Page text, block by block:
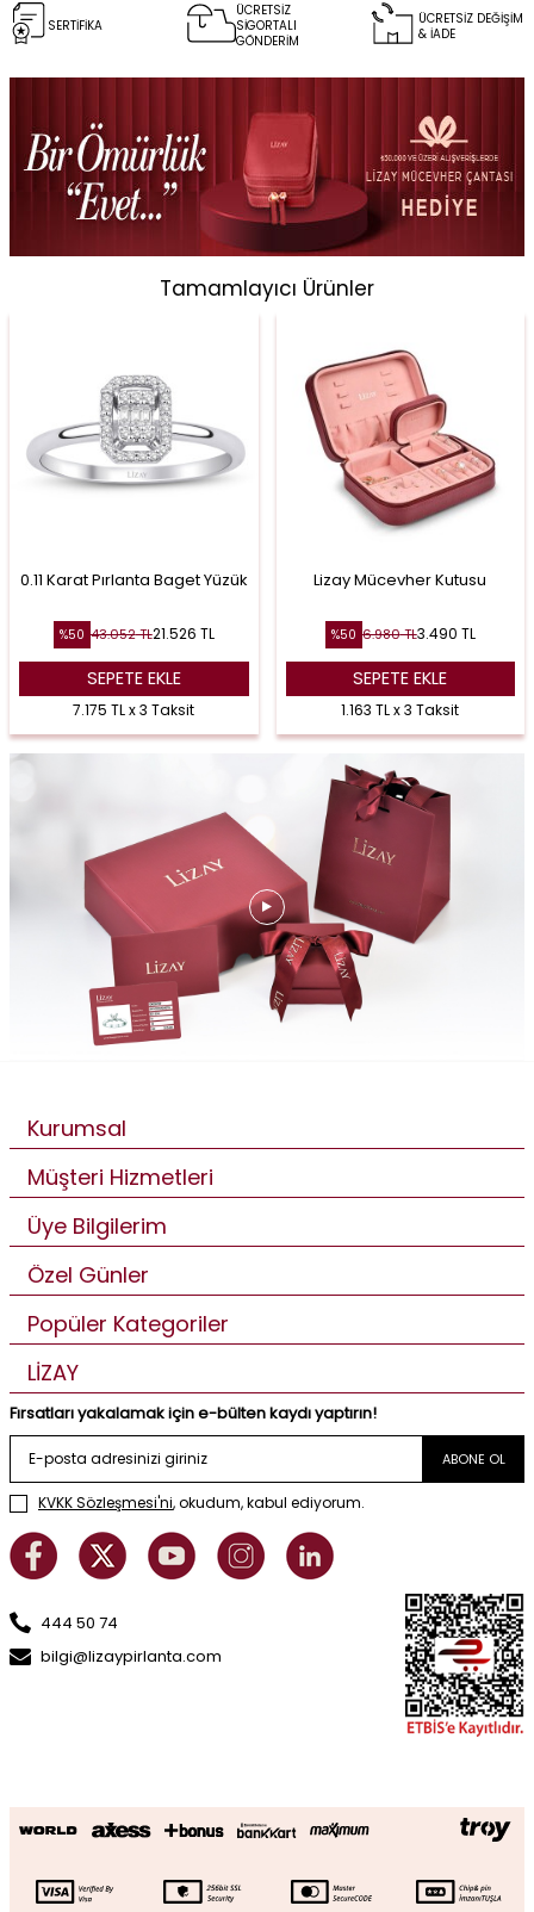
SERTİFİKA
ÜCRETSİZ
SİGORTALI
GÖNDERİM
ÜCRETSİZ DEĞİŞİM
& İADE
Tamamlayıcı Ürünler
0.11 Karat Pırlanta Baget Yüzük
%50 43.052TL21.526 TL
SEPETE EKLE
7.175 TL x 3 Taksit
Lizay Mücevher Kutusu
%50 6.980TL3.490 TL
SEPETE EKLE
1.163 TL x 3 Taksit
Kurumsal
Müşteri Hizmetleri
Üye Bilgilerim
Özel Günler
Popüler Kategoriler
LİZAY
Fırsatları yakalamak için e-bülten kaydı yaptırın!
ABONE OL
KVKK Sözleşmesi'ni, okudum, kabul ediyorum.
444 50 74
bilgi@lizaypirlanta.com